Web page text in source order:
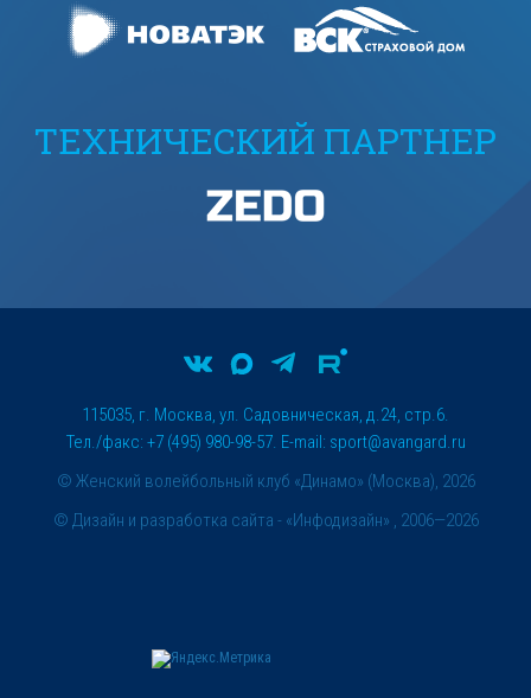
ТЕХНИЧЕСКИЙ ПАРТНЕР
© Женский волейбольный клуб «Динамо» (Москва), 2026
115035, г. Москва, ул. Садовническая, д.24, стр.6.
Тел./факс: +7 (495) 980-98-57. E-mail: sport@avangard.ru
© Дизайн и разработка сайта - «Инфодизайн» , 2006—2026